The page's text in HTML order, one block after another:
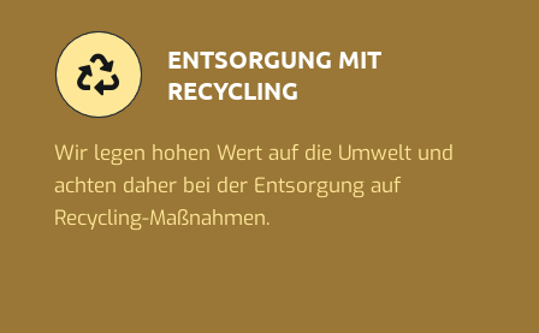
ENTSORGUNG MIT
RECYCLING
Wir legen hohen Wert auf die Umwelt und
achten daher bei der Entsorgung auf
Recycling-Maßnahmen.